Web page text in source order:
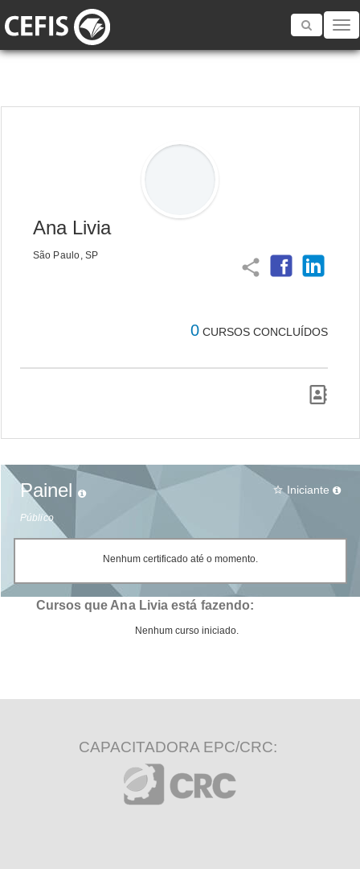
Toggle
Ana Livia
São Paulo, SP
share
0 CURSOS CONCLUÍDOS
Painel
Público
star_border Iniciante
Nenhum certificado até o momento.
Cursos que Ana Livia está fazendo:
Nenhum curso iniciado.
CAPACITADORA EPC/CRC: